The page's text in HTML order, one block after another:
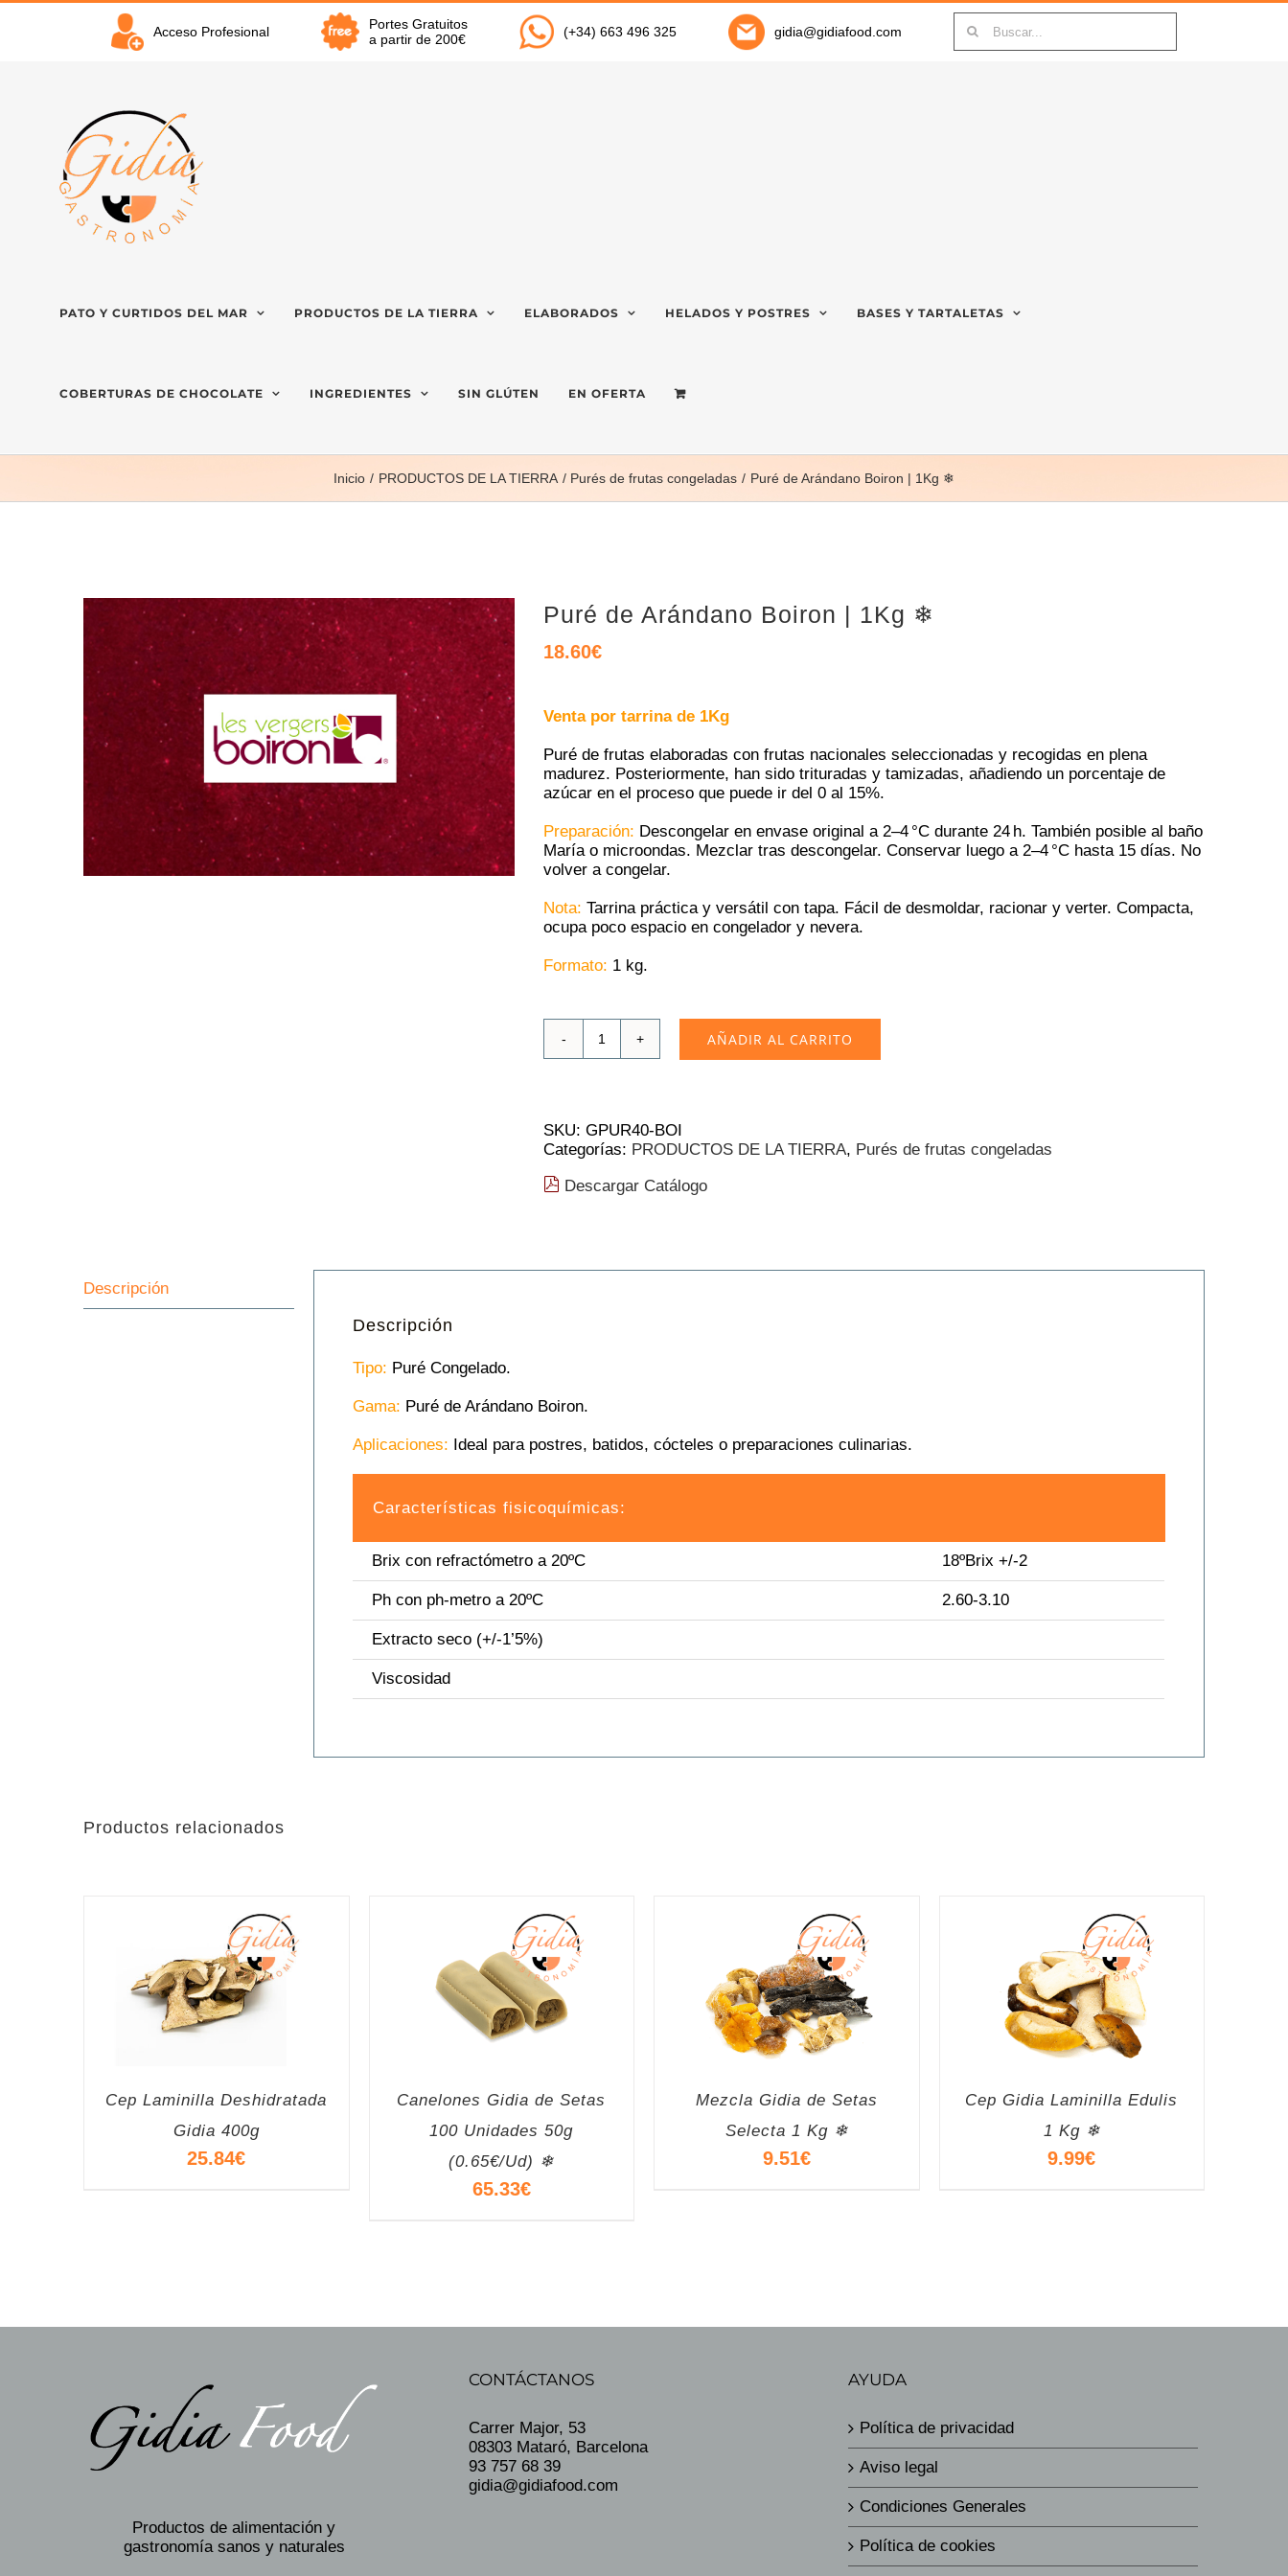
Saltar
Acceso Profesional
Portes Gratuitos
a partir de 200€
(+34) 663 496 325 gidia@gidiafood.com
PATO Y CURTIDOS DEL MAR PRODUCTOS DE LA TIERRA ELABORADOS HELADOS Y POSTRES BASES Y TARTALETAS
COBERTURAS DE CHOCOLATE INGREDIENTES SIN GLÚTEN EN OFERTA
Inicio PRODUCTOS DE LA TIERRA Purés de frutas congeladas Puré de Arándano Boiron | 1Kg ❄
Puré de Arándano Boiron | 1Kg ❄
18.60€
Venta por tarrina de 1Kg
Puré de frutas elaboradas con frutas nacionales seleccionadas y recogidas en plena
madurez. Posteriormente, han sido trituradas y tamizadas, añadiendo un porcentaje de
azúcar en el proceso que puede ir del 0 al 15%.
Preparación: Descongelar en envase original a 2–4 °C durante 24 h. También posible al baño
María o microondas. Mezclar tras descongelar. Conservar luego a 2–4 °C hasta 15 días. No
volver a congelar.
Nota: Tarrina práctica y versátil con tapa. Fácil de desmoldar, racionar y verter. Compacta,
ocupa poco espacio en congelador y nevera.
Formato: 1 kg.
Puré
|
1Kg
cantidad
AÑADIR AL CARRITO
SKU: GPUR40-BOI
Categorías: PRODUCTOS DE LA TIERRA, Purés de frutas congeladas
Descargar Catálogo
Descripción
Descripción
Tipo: Puré Congelado.
Gama: Puré de Arándano Boiron.
Aplicaciones: Ideal para postres, batidos, cócteles o preparaciones culinarias.
Características fisicoquímicas:
Brix con refractómetro a 20ºC 18ºBrix +/-2
Ph con ph-metro a 20ºC 2.60-3.10
Extracto seco (+/-1’5%)
Viscosidad
Productos relacionados
Cep Laminilla Deshidratada
Gidia 400g
25.84€
Canelones Gidia de Setas
100 Unidades 50g
(0.65€/Ud) ❄
65.33€
Mezcla Gidia de Setas
Selecta 1 Kg ❄
9.51€
Cep Gidia Laminilla Edulis
1 Kg ❄
9.99€
Productos de alimentación y
gastronomía sanos y naturales
CONTÁCTANOS
Carrer Major, 53
08303 Mataró, Barcelona
93 757 68 39
gidia@gidiafood.com
AYUDA
Política de privacidad
Aviso legal
Condiciones Generales
Política de cookies